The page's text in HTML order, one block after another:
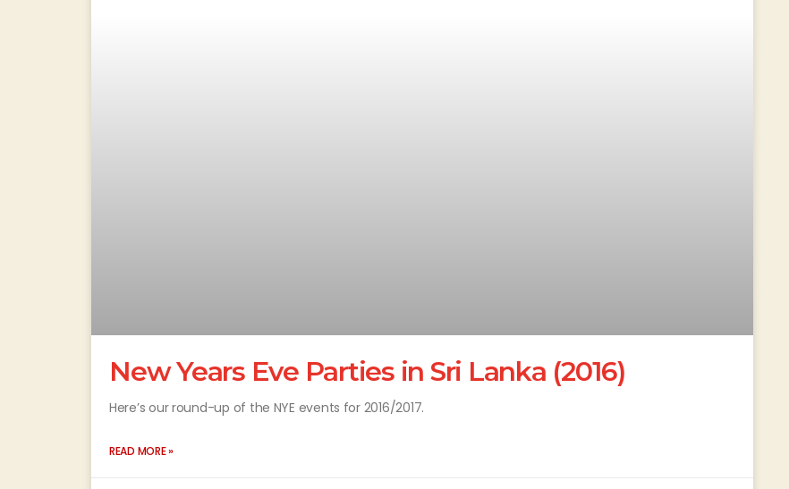
New Years Eve Parties in Sri Lanka (2016)
Here’s our round-up of the NYE events for 2016/2017.
READ MORE »